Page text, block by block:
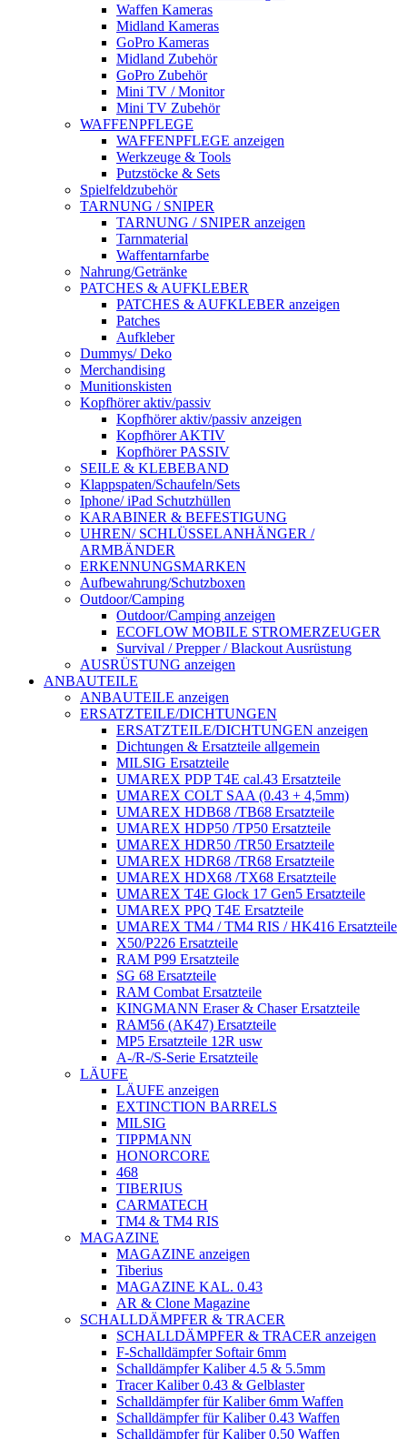
Waffen Kameras
Midland Kameras
GoPro Kameras
Midland Zubehör
GoPro Zubehör
Mini TV / Monitor
Mini TV Zubehör
WAFFENPFLEGE
WAFFENPFLEGE anzeigen
Werkzeuge & Tools
Putzstöcke & Sets
Spielfeldzubehör
TARNUNG / SNIPER
TARNUNG / SNIPER anzeigen
Tarnmaterial
Waffentarnfarbe
Nahrung/Getränke
PATCHES & AUFKLEBER
PATCHES & AUFKLEBER anzeigen
Patches
Aufkleber
Dummys/ Deko
Merchandising
Munitionskisten
Kopfhörer aktiv/passiv
Kopfhörer aktiv/passiv anzeigen
Kopfhörer AKTIV
Kopfhörer PASSIV
SEILE & KLEBEBAND
Klappspaten/Schaufeln/Sets
Iphone/ iPad Schutzhüllen
KARABINER & BEFESTIGUNG
UHREN/ SCHLÜSSELANHÄNGER /
ARMBÄNDER
ERKENNUNGSMARKEN
Aufbewahrung/Schutzboxen
Outdoor/Camping
Outdoor/Camping anzeigen
ECOFLOW MOBILE STROMERZEUGER
Survival / Prepper / Blackout Ausrüstung
AUSRÜSTUNG anzeigen
ANBAUTEILE
ANBAUTEILE anzeigen
ERSATZTEILE/DICHTUNGEN
ERSATZTEILE/DICHTUNGEN anzeigen
Dichtungen & Ersatzteile allgemein
MILSIG Ersatzteile
UMAREX PDP T4E cal.43 Ersatzteile
UMAREX COLT SAA (0.43 + 4,5mm)
UMAREX HDB68 /TB68 Ersatzteile
UMAREX HDP50 /TP50 Ersatzteile
UMAREX HDR50 /TR50 Ersatzteile
UMAREX HDR68 /TR68 Ersatzteile
UMAREX HDX68 /TX68 Ersatzteile
UMAREX T4E Glock 17 Gen5 Ersatzteile
UMAREX PPQ T4E Ersatzteile
UMAREX TM4 / TM4 RIS / HK416 Ersatzteile
X50/P226 Ersatzteile
RAM P99 Ersatzteile
SG 68 Ersatzteile
RAM Combat Ersatzteile
KINGMANN Eraser & Chaser Ersatzteile
RAM56 (AK47) Ersatzteile
MP5 Ersatzteile 12R usw
A-/R-/S-Serie Ersatzteile
LÄUFE
LÄUFE anzeigen
EXTINCTION BARRELS
MILSIG
TIPPMANN
HONORCORE
468
TIBERIUS
CARMATECH
TM4 & TM4 RIS
MAGAZINE
MAGAZINE anzeigen
Tiberius
MAGAZINE KAL. 0.43
AR & Clone Magazine
SCHALLDÄMPFER & TRACER
SCHALLDÄMPFER & TRACER anzeigen
F-Schalldämpfer Softair 6mm
Schalldämpfer Kaliber 4.5 & 5.5mm
Tracer Kaliber 0.43 & Gelblaster
Schalldämpfer für Kaliber 6mm Waffen
Schalldämpfer für Kaliber 0.43 Waffen
Schalldämpfer für Kaliber 0.50 Waffen